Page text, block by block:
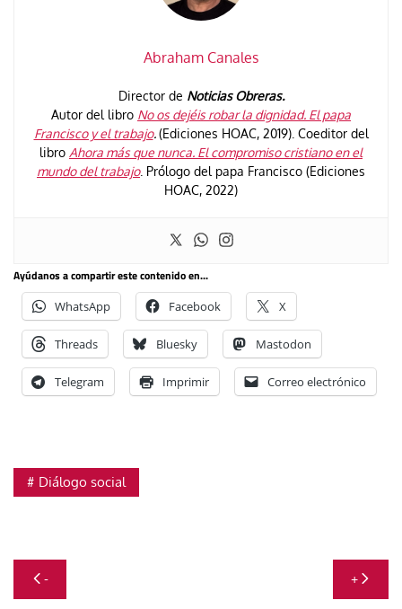
Abraham Canales
Director de Noticias Obreras.
Autor del libro No os dejéis robar la dignidad. El papa
Francisco y el trabajo.(Ediciones HOAC, 2019). Coeditor del
libro Ahora más que nunca. El compromiso cristiano en el
mundo del trabajo. Prólogo del papa Francisco (Ediciones
HOAC, 2022)
Ayúdanos a compartir este contenido en...
WhatsApp Facebook X
Threads Bluesky Mastodon
Telegram Imprimir Correo electrónico
Diálogo social
Navegación
- +